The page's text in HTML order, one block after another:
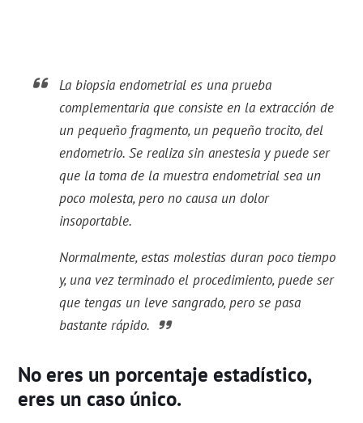
La biopsia endometrial es una prueba
complementaria que consiste en la extracción de
un pequeño fragmento, un pequeño trocito, del
endometrio. Se realiza sin anestesia y puede ser
que la toma de la muestra endometrial sea un
poco molesta, pero no causa un dolor
insoportable.
Normalmente, estas molestias duran poco tiempo
y, una vez terminado el procedimiento, puede ser
que tengas un leve sangrado, pero se pasa
bastante rápido.
No eres un porcentaje estadístico,
eres un caso único.